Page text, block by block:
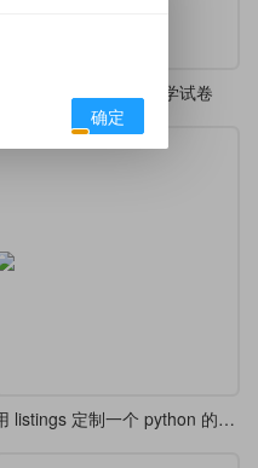
可以显示隐藏答案的数学试卷
用 listings 定制一个 python 的样式
确定